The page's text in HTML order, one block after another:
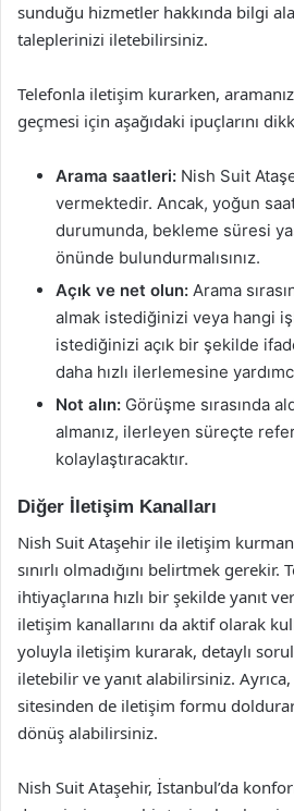
sunduğu hizmetler hakkında bilgi
taleplerinizi iletebilirsiniz.
Telefonla iletişim kurarken,
geçmesi için aşağıdaki ipuçlarını
Arama saatleri: Nish Suit
vermektedir. Ancak, yoğun
durumunda, bekleme süresi
önünde bulundurmalısınız.
Açık ve net olun: Arama
almak istediğinizi veya hangi
istediğinizi açık bir şekilde
daha hızlı ilerlemesine
Not alın: Görüşme sırasında
almanız, ilerleyen süreçte
kolaylaştıracaktır.
Diğer İletişim Kanalları
Nish Suit Ataşehir ile iletişim
sınırlı olmadığını belirtmek
ihtiyaçlarına hızlı bir şekilde yanıt
iletişim kanallarını da aktif olarak
yoluyla iletişim kurarak, detaylı
iletebilir ve yanıt alabilirsiniz.
sitesinden de iletişim formu
dönüş alabilirsiniz.
Nish Suit Ataşehir, İstanbul’da